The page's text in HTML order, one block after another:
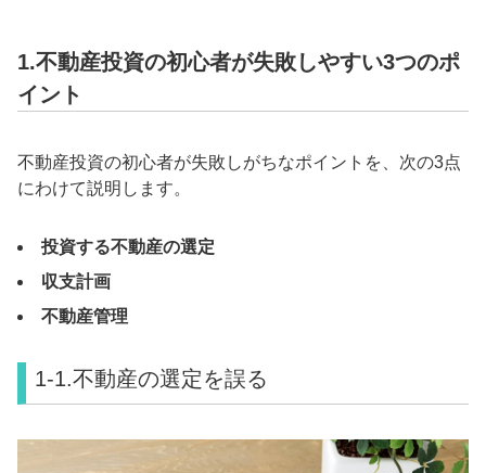
1.不動産投資の初心者が失敗しやすい3つのポ
イント
不動産投資の初心者が失敗しがちなポイントを、次の3点
にわけて説明します。
投資する不動産の選定
収支計画
不動産管理
1-1.不動産の選定を誤る